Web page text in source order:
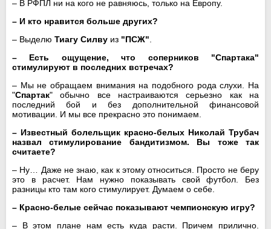
– В РФПЛ ни на кого не равняюсь, только на Европу.
– И кто нравится больше других?
– Выделю Тиагу Силву из "ПСЖ"
– Есть ощущение, что соперников "Спартака"
стимулируют в последних встречах?
– Мы не обращаем внимания на подобного рода слухи. На
"Спартак" обычно все настраиваются серьезно как на
последний бой и без дополнительной финансовой
мотивации. И мы все прекрасно это понимаем.
– Известный болельщик красно-белых Николай Трубач
назвал стимулирование бандитизмом. Вы тоже так
считаете?
– Ну… Даже не знаю, как к этому относиться. Просто не беру
это в расчет. Нам нужно показывать свой футбол. Без
разницы кто там кого стимулирует. Думаем о себе.
– Красно-белые сейчас показывают чемпионскую игру?
– В этом плане нам есть куда расти. Причем прилично.